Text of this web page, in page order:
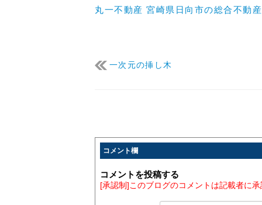
丸一不動産 宮崎県日向市の総合不動
一次元の挿し木
コメント欄
コメントを投稿する
[承認制]このブログのコメントは記載者に